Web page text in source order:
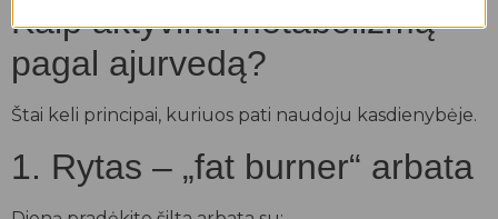
Kaip aktyvinti metabolizmą
pagal ajurvedą?
Štai keli principai, kuriuos pati naudoju kasdienybėje.
1. Rytas – „fat burner“ arbata